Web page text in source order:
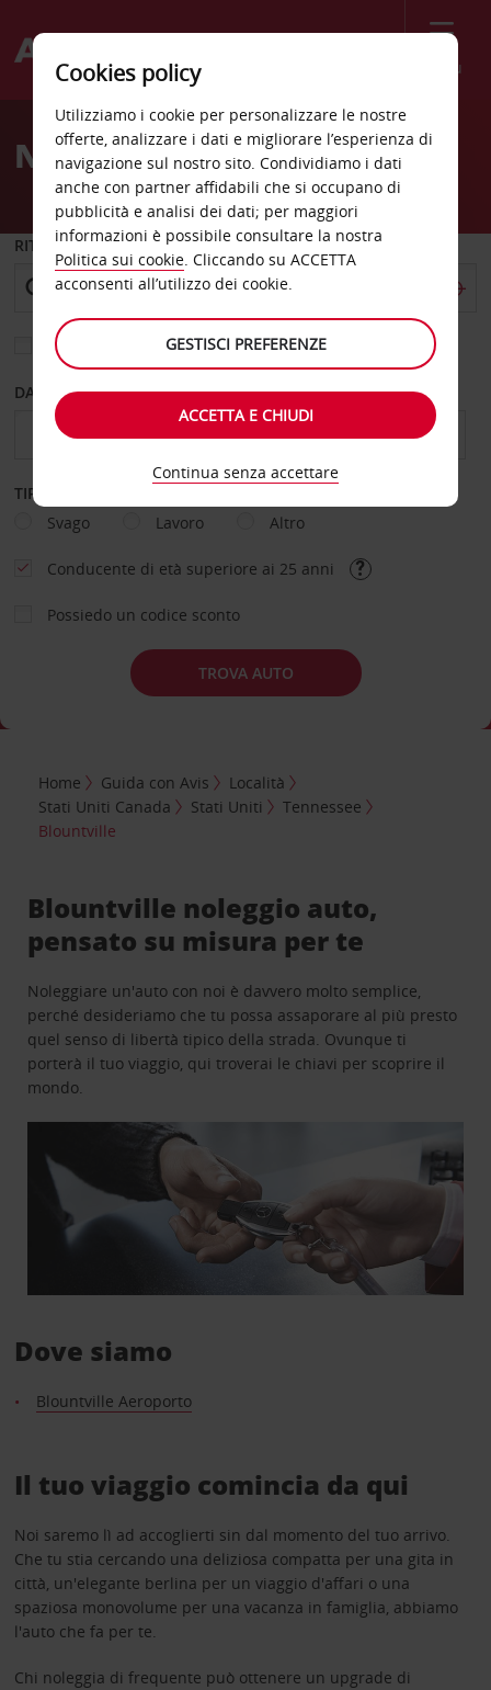
Menù
Welcome
AvisNoleggio auto Blountville
RITIRO DA
Scegli una località di riconsegna diversa
DAL GIORNO AL GIORNO
TIPOLOGIA DI NOLEGGIO
Svago
Lavoro Altro
Conducente di età superiore ai 25 anni
Possiedo un codice sconto
TROVA AUTO
Home Guida con Avis
Località
Stati Uniti Canada
Stati Uniti
Tennessee
Blountville
Blountville noleggio auto,
pensato su misura per te
Noleggiare un'auto con noi è davvero molto semplice,
perché desideriamo che tu possa assaporare al più presto
quel senso di libertà tipico della strada. Ovunque ti
porterà il tuo viaggio, qui troverai le chiavi per scoprire il
mondo.
Dove siamo
Blountville Aeroporto
Il tuo viaggio comincia da qui
Noi saremo lì ad accoglierti sin dal momento del tuo arrivo.
Che tu stia cercando una deliziosa compatta per una gita in
città, un'elegante berlina per un viaggio d'affari o una
spaziosa monovolume per una vacanza in famiglia, abbiamo
l'auto che fa per te.
Chi noleggia di frequente può ottenere un upgrade di
Cookies policy
Utilizziamo i cookie per personalizzare le nostre
offerte, analizzare i dati e migliorare l’esperienza di
navigazione sul nostro sito. Condividiamo i dati
anche con partner affidabili che si occupano di
pubblicità e analisi dei dati; per maggiori
informazioni è possibile consultare la nostra
Politica sui cookie. Cliccando su ACCETTA
acconsenti all’utilizzo dei cookie.
GESTISCI PREFERENZE
ACCETTA E CHIUDI
Continua senza accettare